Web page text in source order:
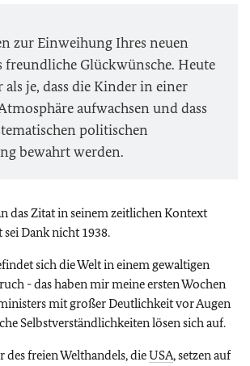
zur Einweihung Ihres neuen
freundliche Glückwünsche. Heute
als je, dass die Kinder in einer
aufwachsen und dass
politischen
bewahrt werden.
das Zitat in seinem zeitlichen Kontext
sei Dank nicht 1938.
sich die Welt in einem gewaltigen
- das haben mir meine ersten Wochen
mit großer Deutlichkeit vor Augen
Selbstverständlichkeiten lösen sich auf.
des freien Welthandels, dieUSA, setzen auf